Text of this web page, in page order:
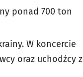
ponad 700 ton
W koncercie
oraz uchodźcy z